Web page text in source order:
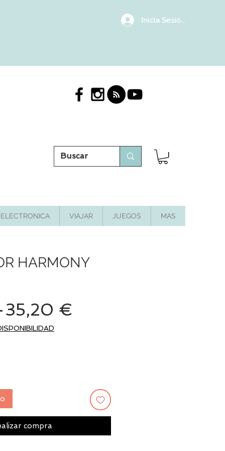
Inicia Sesión/
ELECTRONICA VIAJAR JUEGOS MAS
HARMONY
Precio
35,20 €
compra